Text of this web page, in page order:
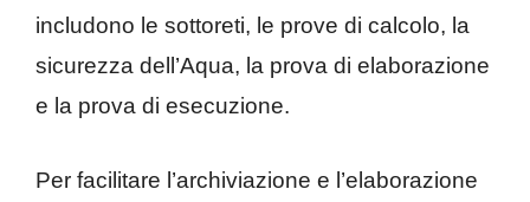
includono le sottoreti, le prove di calcolo, la
sicurezza dell’Aqua, la prova di elaborazione
e la prova di esecuzione.
Per facilitare l’archiviazione e l’elaborazione